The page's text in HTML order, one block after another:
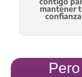
mantener
confianza